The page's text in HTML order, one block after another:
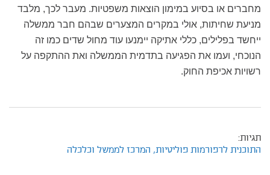
מחברים או בסיוע במימון הוצאות משפטיות. מעבר לכך, מלבד
מניעת שחיתות, אולי במקרים המצערים שבהם חבר ממשלה
ייחשד בפלילים, כללי אתיקה יימנעו עוד מחול שדים כמו זה
הנוכחי, ועמו את הפגיעה בתדמית הממשלה ואת ההתקפה על
רשויות אכיפת החוק.
תגיות:
התוכנית לרפורמות פוליטיות, המרכז לממשל וכלכלה